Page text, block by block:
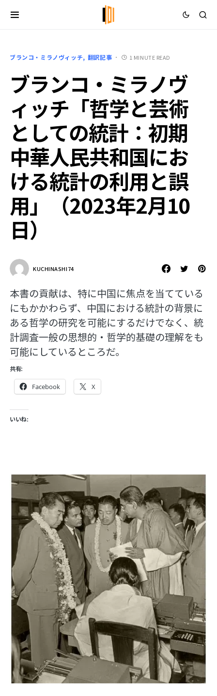
ブランコ・ミラノヴィッチ 翻訳記事 1 MINUTE READ
ブランコ・ミラノヴ
ィッチ「哲学と芸術
としての統計：初期
中華人民共和国にお
ける統計の利用と誤
用」（2023年2月10
日）
KUCHINASHI74
本書の貢献は、特に中国に焦点を当てている
にもかかわらず、中国における統計の背景に
ある哲学の研究を可能にするだけでなく、統
計調査一般の思想的・哲学的基礎の理解をも
可能にしているところだ。
共有:
Facebook X
いいね: